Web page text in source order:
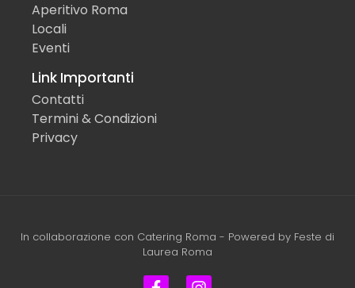
Aperitivo Roma
Locali
Eventi
Link Importanti
Contatti
Termini & Condizioni
Privacy
In collaborazione con Catering Roma - Powered by Feste di
Laurea Roma